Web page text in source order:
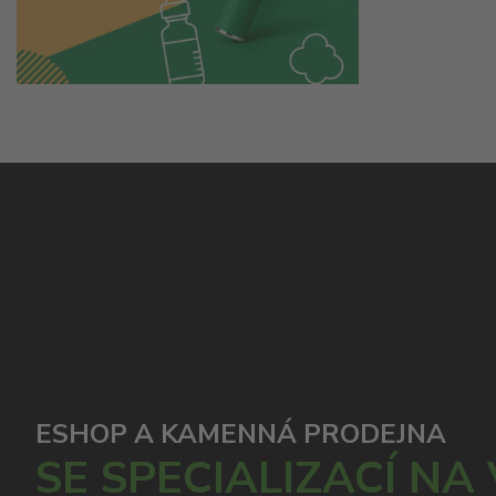
ESHOP A KAMENNÁ PRODEJNA
SE SPECIALIZACÍ NA